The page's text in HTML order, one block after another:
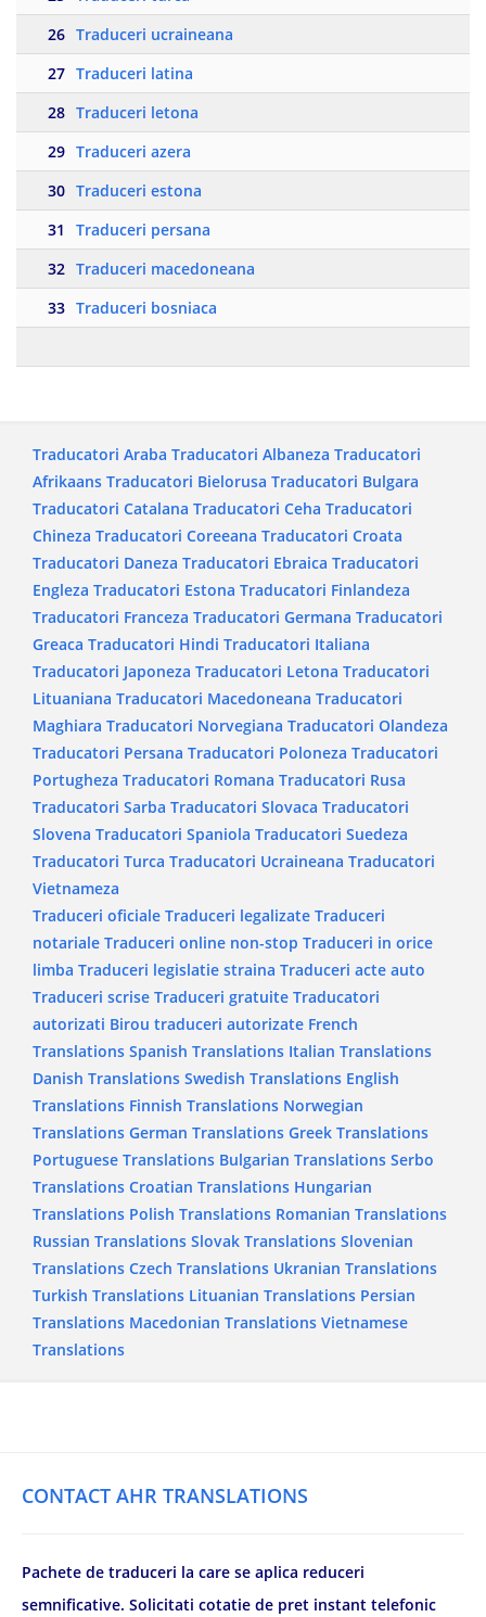
26 Traduceri ucraineana
27 Traduceri latina
28 Traduceri letona
29 Traduceri azera
30 Traduceri estona
31
Traduceri persana
32 Traduceri macedoneana
33 Traduceri bosniaca
Traducatori Araba Traducatori Albaneza Traducatori
Afrikaans Traducatori Bielorusa Traducatori Bulgara
Traducatori Catalana Traducatori Ceha Traducatori
Chineza Traducatori Coreeana Traducatori Croata
Traducatori Daneza Traducatori Ebraica Traducatori
Engleza Traducatori Estona Traducatori Finlandeza
Traducatori Franceza Traducatori Germana Traducatori
Greaca Traducatori Hindi Traducatori Italiana
Traducatori Japoneza Traducatori Letona Traducatori
Lituaniana Traducatori Macedoneana Traducatori
Maghiara Traducatori Norvegiana Traducatori Olandeza
Traducatori Persana Traducatori Poloneza Traducatori
Portugheza Traducatori Romana Traducatori Rusa
Traducatori Sarba Traducatori Slovaca Traducatori
Slovena Traducatori Spaniola Traducatori Suedeza
Traducatori Turca Traducatori Ucraineana Traducatori
Vietnameza
Traduceri oficiale Traduceri legalizate Traduceri
notariale Traduceri online non-stop Traduceri in orice
limba Traduceri legislatie straina Traduceri acte auto
Traduceri scrise Traduceri gratuite Traducatori
autorizati Birou traduceri autorizate French
Translations Spanish Translations Italian Translations
Danish Translations Swedish Translations English
Translations Finnish Translations Norwegian
Translations German Translations Greek Translations
Portuguese Translations Bulgarian Translations Serbo
Translations Croatian Translations Hungarian
Translations Polish Translations Romanian Translations
Russian Translations Slovak Translations Slovenian
Translations Czech Translations Ukranian Translations
Turkish Translations Lituanian Translations Persian
Translations Macedonian Translations Vietnamese
Translations
CONTACT AHR TRANSLATIONS
Pachete de traduceri la care se aplica reduceri
semnificative. Solicitati cotatie de pret instant telefonic